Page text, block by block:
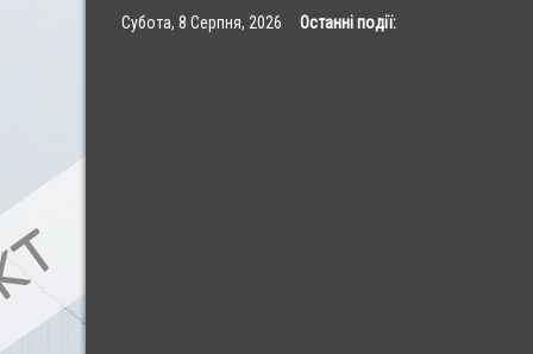
Субота, 8 Серпня, 2026 Останні події: